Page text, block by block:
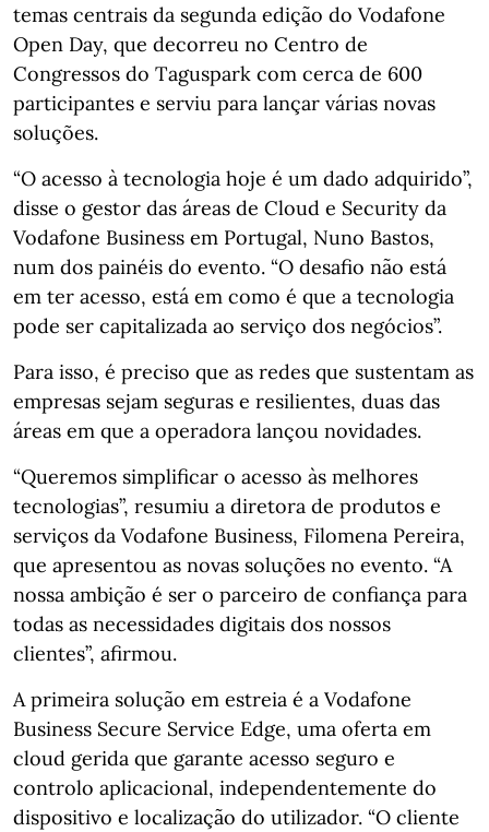
temas centrais da segunda edição do Vodafone
Open Day, que decorreu no Centro de
Congressos do Taguspark com cerca de 600
participantes e serviu para lançar várias novas
soluções.
“O acesso à tecnologia hoje é um dado adquirido”,
disse o gestor das áreas de Cloud e Security da
Vodafone Business em Portugal, Nuno Bastos,
num dos painéis do evento. “O desafio não está
em ter acesso, está em como é que a tecnologia
pode ser capitalizada ao serviço dos negócios”.
Para isso, é preciso que as redes que sustentam as
empresas sejam seguras e resilientes, duas das
áreas em que a operadora lançou novidades.
“Queremos simplificar o acesso às melhores
tecnologias”, resumiu a diretora de produtos e
serviços da Vodafone Business, Filomena Pereira,
que apresentou as novas soluções no evento. “A
nossa ambição é ser o parceiro de confiança para
todas as necessidades digitais dos nossos
clientes”, afirmou.
A primeira solução em estreia é a Vodafone
Business Secure Service Edge, uma oferta em
cloud gerida que garante acesso seguro e
controlo aplicacional, independentemente do
dispositivo e localização do utilizador. “O cliente